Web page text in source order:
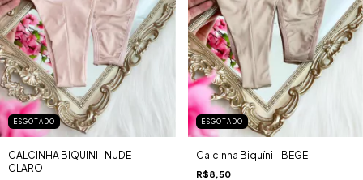
ESGOTADO
CALCINHA BIQUINI- NUDE
CLARO
ESGOTADO
Calcinha Biquíni - BEGE
R$8,50